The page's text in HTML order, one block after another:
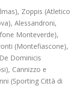
Zoppis (Atletico
Alessandroni,
Monteverde),
(Montefiascone),
Dominicis
Cannizzo e
(Sporting Città di